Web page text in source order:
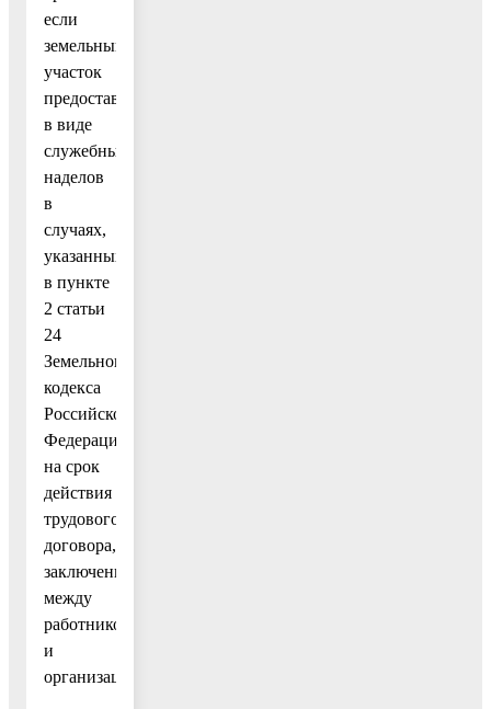
если
земельный
участок
предоставляется
в виде
служебных
наделов
в
случаях,
указанных
в пункте
2 статьи
24
Земельного
кодекса
Российской
Федерации,
на срок
действия
трудового
договора,
заключенного
между
работником
и
организацией.